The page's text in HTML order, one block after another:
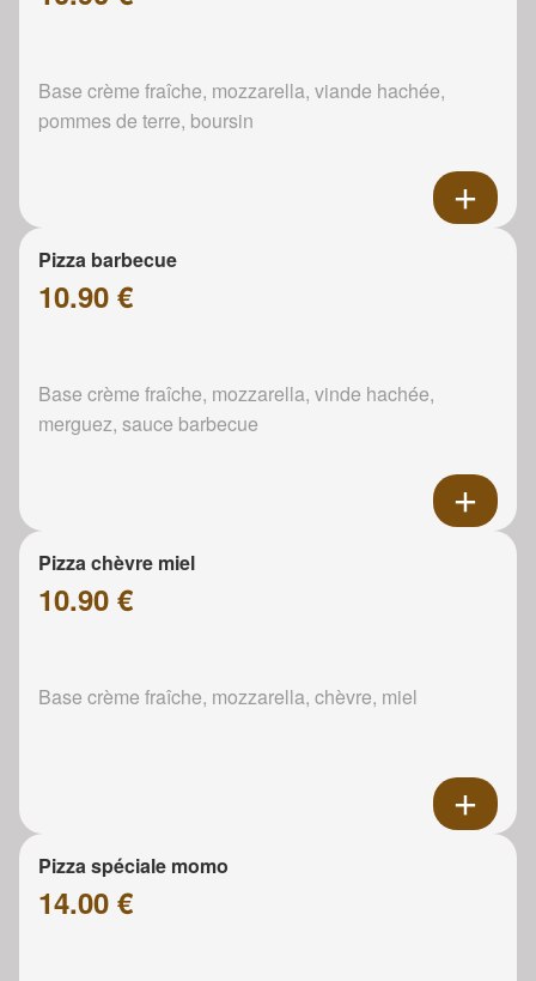
Base crème fraîche, mozzarella, viande hachée,
pommes de terre, boursin
Pizza barbecue
10.90 €
Base crème fraîche, mozzarella, vinde hachée,
merguez, sauce barbecue
Pizza chèvre miel
10.90 €
Base crème fraîche, mozzarella, chèvre, miel
Pizza spéciale momo
14.00 €